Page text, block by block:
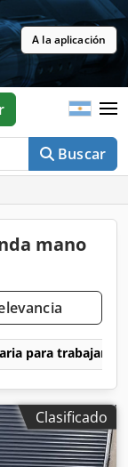
A la aplicación
Buscar
mano
para trabajar la
Clasificado